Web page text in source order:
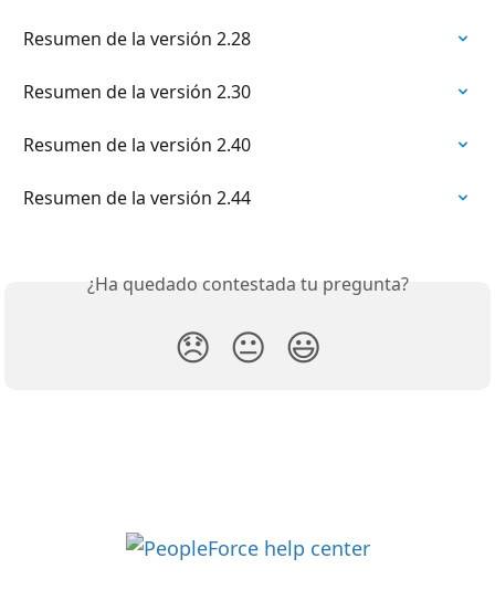
Resumen de la versión 2.28
Resumen de la versión 2.30
Resumen de la versión 2.40
Resumen de la versión 2.44
¿Ha quedado contestada tu pregunta?
😞 😐 😃